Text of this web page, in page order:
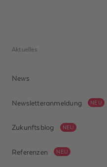
Aktuelles
News
Newsletteranmeldung NEU
Zukunftsblog NEU
Referenzen NEU